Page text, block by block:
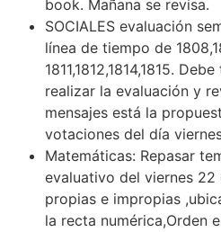
book. Mañana se revisa.
SOCIALES evaluación
línea de tiempo de
1811,1812,1814,1815.
realizar la evaluación y
mensajes está la
votaciones del día
Matemáticas: Repasar
evaluativo del viernes
propias e impropias
la recta numérica,Orden